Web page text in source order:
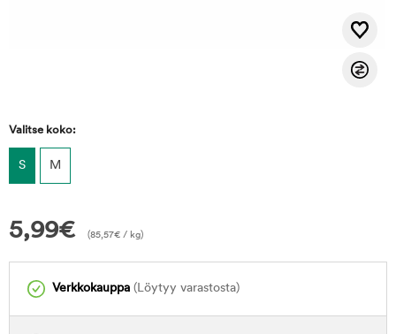
Valitse koko:
S M
5,99€ (85,57€ / kg)
Verkkokauppa (Löytyy varastosta)